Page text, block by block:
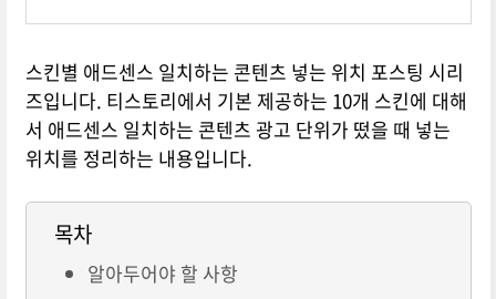
스킨별 애드센스 일치하는 콘텐츠 넣는 위치 포스팅 시리
즈입니다. 티스토리에서 기본 제공하는 10개 스킨에 대해
서 애드센스 일치하는 콘텐츠 광고 단위가 떴을 때 넣는
위치를 정리하는 내용입니다.
목차
알아두어야 할 사항